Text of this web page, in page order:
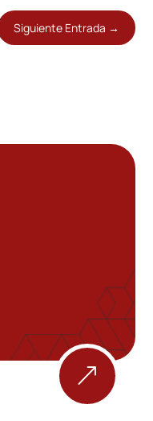
Siguiente Entrada →
&